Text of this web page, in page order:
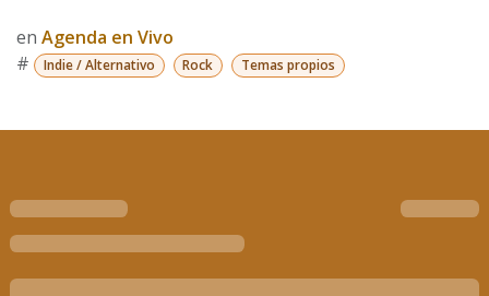
en Agenda en Vivo
#
Indie / Alternativo Rock Temas propios